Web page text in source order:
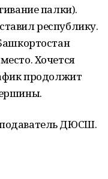
палки).
республику.
Хочется
продолжит
ДЮСШ.